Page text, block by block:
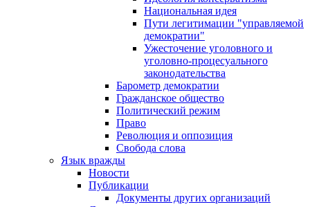
Национальная идея
Пути легитимации "управляемой
демократии"
Ужесточение уголовного и
уголовно-процесуального
законодательства
Барометр демократии
Гражданское общество
Политический режим
Право
Революция и оппозиция
Свобода слова
Язык вражды
Новости
Публикации
Документы других организаций